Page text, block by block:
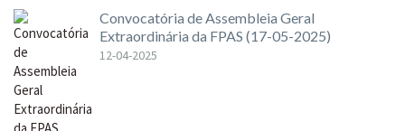
Convocatória de Assembleia Geral
Extraordinária da FPAS (17-05-2025)
12-04-2025